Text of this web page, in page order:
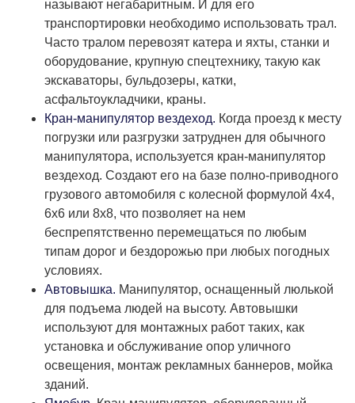
называют негабаритным. И для его
транспортировки необходимо использовать трал.
Часто тралом перевозят катера и яхты, станки и
оборудование, крупную спецтехнику, такую как
экскаваторы, бульдозеры, катки,
асфальтоукладчики, краны.
Кран-манипулятор вездеход. Когда проезд к месту
погрузки или разгрузки затруднен для обычного
манипулятора, используется кран-манипулятор
вездеход. Создают его на базе полно-приводного
грузового автомобиля с колесной формулой 4х4,
6х6 или 8х8, что позволяет на нем
беспрепятственно перемещаться по любым
типам дорог и бездорожью при любых погодных
условиях.
Автовышка. Манипулятор, оснащенный люлькой
для подъема людей на высоту. Автовышки
используют для монтажных работ таких, как
установка и обслуживание опор уличного
освещения, монтаж рекламных баннеров, мойка
зданий.